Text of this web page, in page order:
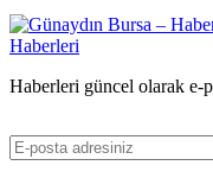
Haberleri güncel olarak e-